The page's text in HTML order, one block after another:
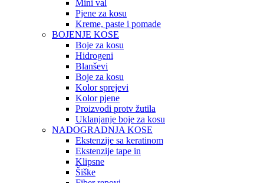
Mini val
Pjene za kosu
Kreme, paste i pomade
BOJENJE KOSE
Boje za kosu
Hidrogeni
Blanševi
Boje za kosu
Kolor sprejevi
Kolor pjene
Proizvodi protv žutila
Uklanjanje boje za kosu
NADOGRADNJA KOSE
Ekstenzije sa keratinom
Ekstenzije tape in
Klipsne
Šiške